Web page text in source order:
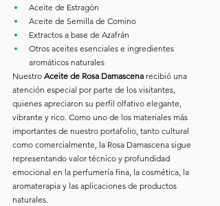
Aceite de Estragón
Aceite de Semilla de Comino
Extractos a base de Azafrán
Otros aceites esenciales e ingredientes
aromáticos naturales
Nuestro Aceite de Rosa Damascena recibió una
atención especial por parte de los visitantes,
quienes apreciaron su perfil olfativo elegante,
vibrante y rico. Como uno de los materiales más
importantes de nuestro portafolio, tanto cultural
como comercialmente, la Rosa Damascena sigue
representando valor técnico y profundidad
emocional en la perfumería fina, la cosmética, la
aromaterapia y las aplicaciones de productos
naturales.